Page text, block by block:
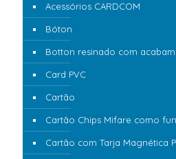
Acessórios CARDCOM
Bóton
Botton resinado com
Card PVC
Cartão
Cartão Chips Mifare como
Cartão com Tarja Magnética